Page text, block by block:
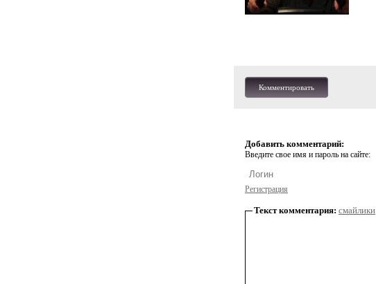
Комментировать
Добавить комментарий:
Введите свое имя и пароль на сайте:
Регистрация
Текст комментария: смайлики